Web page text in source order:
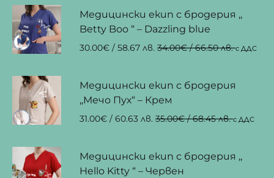
Медицински екип с бродерия ,,
Betty Boo “ – Dazzling blue
30.00€ / 58.67 лв. 34.00€/ 66.50 лв.с ДДС
Медицински екип с бродерия
,,Мечо Пух“ – Крем
31.00€ / 60.63 лв. 35.00€/ 68.45 лв.с ДДС
Медицински екип с бродерия ,,
Hello Kitty “ – Червен